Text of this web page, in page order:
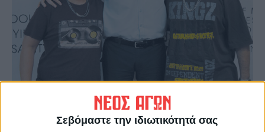
Σεβόμαστε την ιδιωτικότητά σας